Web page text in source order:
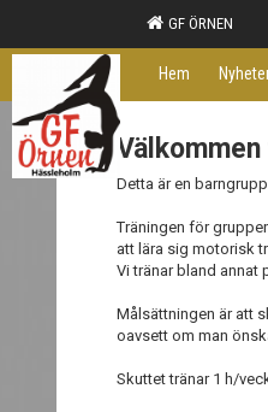
GF ÖRNEN
Hem
Detta är en
Träningen för
att lära sig motorisk
Vi tränar bland annat
Målsättningen är att
oavsett om man
Skuttet tränar 1 h/